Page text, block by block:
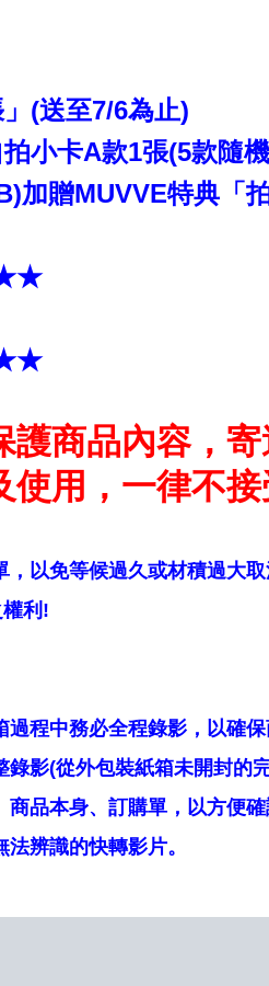
(送至7/6為止)
小卡A款1張(5款隨
加贈MUVVE特典「
★★
★★
商品內容，
用，一律不接
以免等候過久或材積過大
利!
程中務必全程錄影，以確保
影(從外包裝紙箱未開封的
品本身、訂購單，以方便確
辨識的快轉影片。